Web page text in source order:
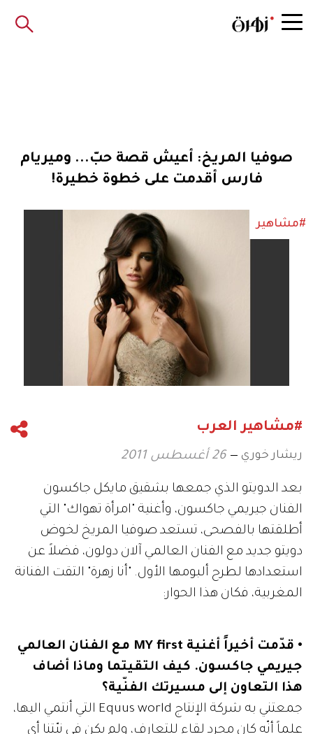
صوفيا المريخ: أعيش قصة حبّ... وميريام
فارس أقدمت على خطوة خطيرة!
#مشاهير
#مشاهير العرب
ريشار خوري 26 أغسطس 2011
بعد الدويتو الذي جمعها بشقيق مايكل جاكسون
الفنان جيريمي جاكسون، وأغنية "امرأة تهواك" التي
أطلقتها بالفصحى، تستعد صوفيا المريخ لخوض
دويتو جديد مع الفنان العالمي آلان دولون، فضلاً عن
استعدادها لطرح ألبومها الأول. "أنا زهرة" التقت الفنانة
المغربية، فكان هذا الحوار:
• قدّمت أخيراً أغنية MY first مع الفنان العالمي
جيريمي جاكسون. كيف التقيتما وماذا أضاف
هذا التعاون إلى مسيرتك الفنّية؟
جمعتني به شركة الإنتاج Equus world التي أنتمي اليها،
علماً أنّه كان مجرد لقاء للتعارف، ولم يكن في نيّتنا أي